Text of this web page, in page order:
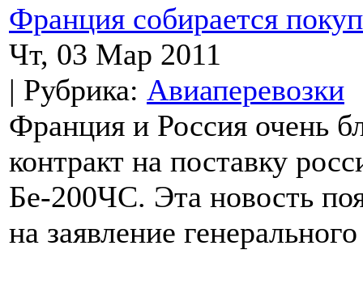
Франция собирается
Чт, 03 Мар 2011
| Рубрика: Авиаперевозки
Франция и Россия очень
контракт на поставку
Бе-200ЧС. Эта новость
на заявление